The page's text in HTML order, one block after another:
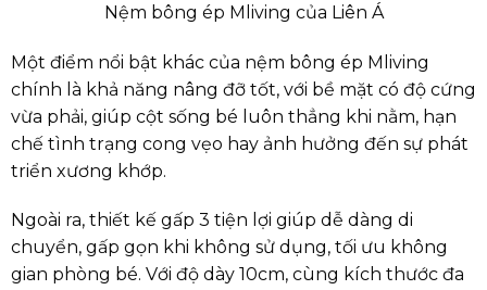
Nệm bông ép Mliving của Liên Á
Một điểm nổi bật khác của nệm bông ép Mliving
chính là khả năng nâng đỡ tốt, với bề mặt có độ cứng
vừa phải, giúp cột sống bé luôn thẳng khi nằm, hạn
chế tình trạng cong vẹo hay ảnh hưởng đến sự phát
triển xương khớp.
Ngoài ra, thiết kế gấp 3 tiện lợi giúp dễ dàng di
chuyển, gấp gọn khi không sử dụng, tối ưu không
gian phòng bé. Với độ dày 10cm, cùng kích thước đa